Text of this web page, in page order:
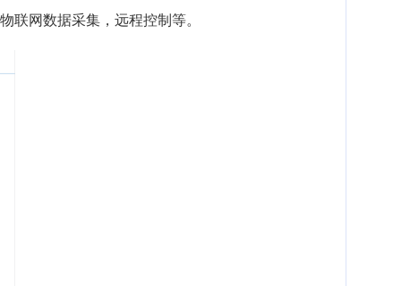
网数据采集，远程控制等。